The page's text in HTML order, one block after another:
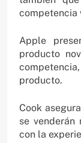
competencia
Apple
producto
producto.
Cook
se venderán
con la